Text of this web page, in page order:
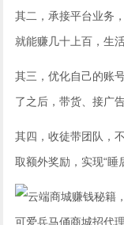
其二，承接平台业务
就能赚几十上百，生
其三，优化自己的账
了之后，带货、接广
其四，收徒带团队，
取额外奖励，实现“睡